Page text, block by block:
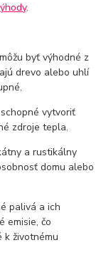
.
byť výhodné z
drevo alebo uhlí
vytvoriť
zdroje tepla.
a rustikálny
domu alebo
palivá a ich
emisie, čo
k životnému